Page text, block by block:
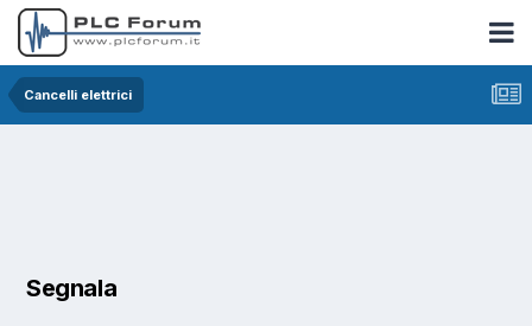
Cancelli elettrici
Segnala